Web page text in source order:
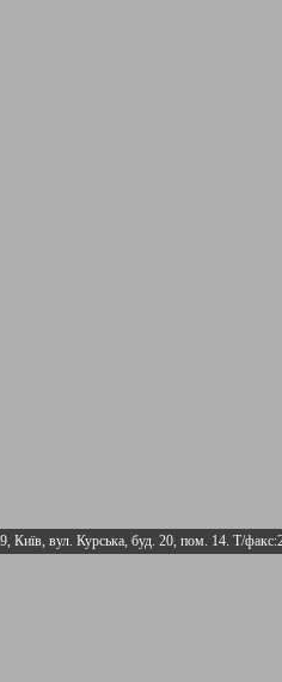
Київ, вул. Курська, буд. 20, пом. 14. Т/